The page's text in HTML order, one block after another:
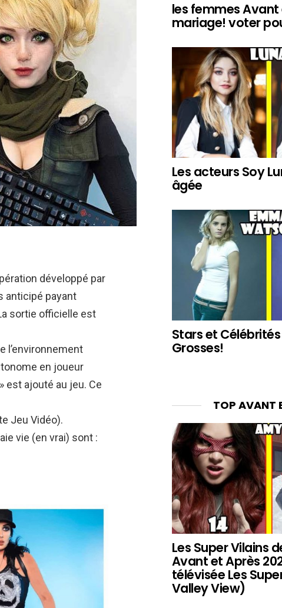
développé par
anticipé payant
sortie officielle est
l’environnement
en joueur
est ajouté au jeu. Ce
Jeu Vidéo).
vie (en vrai) sont :
les femmes Avant
mariage! voter
Les acteurs Soy
âgée
Stars et
Grosses!
TOP AVANT
Les Super Vilains
Avant et Après
télévisée Les
Valley View)